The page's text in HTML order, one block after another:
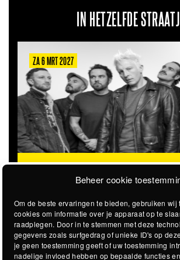
Beheer cookie
Om de beste ervaringen te bieden, gebruiken
cookies om informatie over je apparaat op te
raadplegen. Door in te stemmen met deze
gegevens zoals surfgedrag of unieke ID's op
je geen toestemming geeft of uw toestemming
nadelige invloed hebben op bepaalde functies
IN HETZELFDE
ZA 6 MRT 2027